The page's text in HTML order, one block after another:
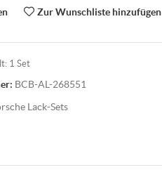
Zur Wunschliste hinzufügen
1 Set
BCB-AL-268551
Lack-Sets